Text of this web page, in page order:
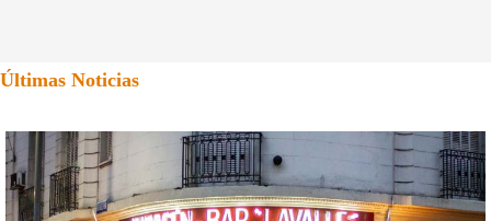
Últimas Noticias